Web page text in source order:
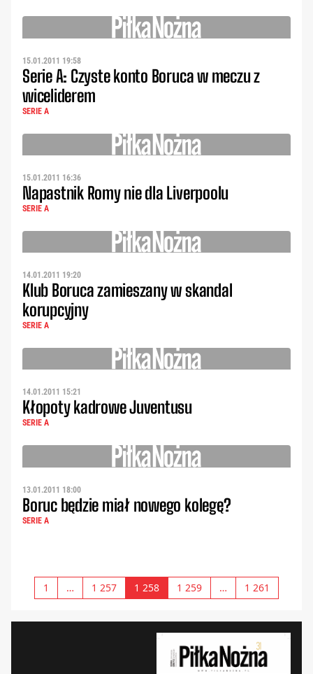
15.01.2011 19:58
Serie A: Czyste konto Boruca w meczu z
wiceliderem
SERIE A
15.01.2011 16:36
Napastnik Romy nie dla Liverpoolu
SERIE A
14.01.2011 19:20
Klub Boruca zamieszany w skandal
korupcyjny
SERIE A
14.01.2011 15:21
Kłopoty kadrowe Juventusu
SERIE A
13.01.2011 18:00
Boruc będzie miał nowego kolegę?
SERIE A
1 … 1 257 1 258 1 259 … 1 261